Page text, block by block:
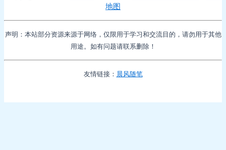
地图
声明：本站部分资源来源于网络，仅限用于学习和交流目的，请勿用于其他
用途。如有问题请联系删除！
友情链接： 晨风随笔